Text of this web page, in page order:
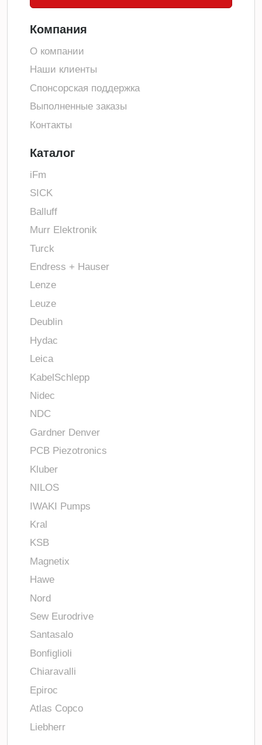
Компания
О компании
Наши клиенты
Спонсорская поддержка
Выполненные заказы
Контакты
Каталог
iFm
SICK
Balluff
Murr Elektronik
Turck
Endress + Hauser
Lenze
Leuze
Deublin
Hydac
Leica
KabelSchlepp
Nidec
NDC
Gardner Denver
PCB Piezotronics
Kluber
NILOS
IWAKI Pumps
Kral
KSB
Magnetix
Hawe
Nord
Sew Eurodrive
Santasalo
Bonfiglioli
Chiaravalli
Epiroc
Atlas Copco
Liebherr